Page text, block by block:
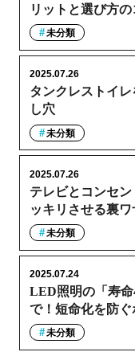
リットと選び方の
未分類
タンクレストイ
し穴
2025.07.26
未分類
テレビとコンセ
ッキリさせる裏ワ
2025.07.26
未分類
LED照明の「寿
で！短命化を防ぐ
2025.07.24
未分類